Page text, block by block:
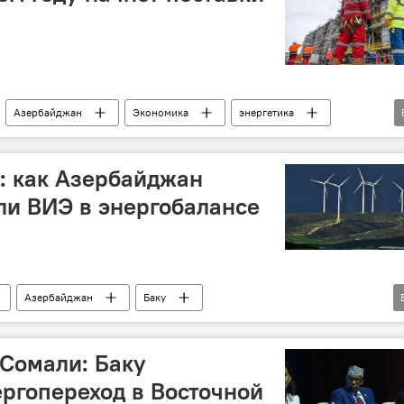
Азербайджан Экономика
энергетика
Поставки Газ Европа
Германия
как Азербайджан
ВИЭ в энергобалансе
Азербайджан
Баку
Экономика
энергетика
Карабах
Баку
в Восточной